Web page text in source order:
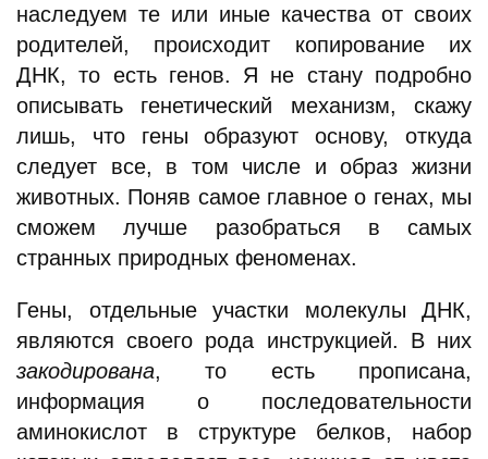
наследуем те или иные качества от своих
родителей, происходит копирование их
ДНК, то есть генов. Я не стану подробно
описывать генетический механизм, скажу
лишь, что гены образуют основу, откуда
следует все, в том числе и образ жизни
животных. Поняв самое главное о генах, мы
сможем лучше разобраться в самых
странных природных феноменах.
Гены, отдельные участки молекулы ДНК,
являются своего рода инструкцией. В них
закодирована, то есть прописана,
информация о последовательности
аминокислот в структуре белков, набор